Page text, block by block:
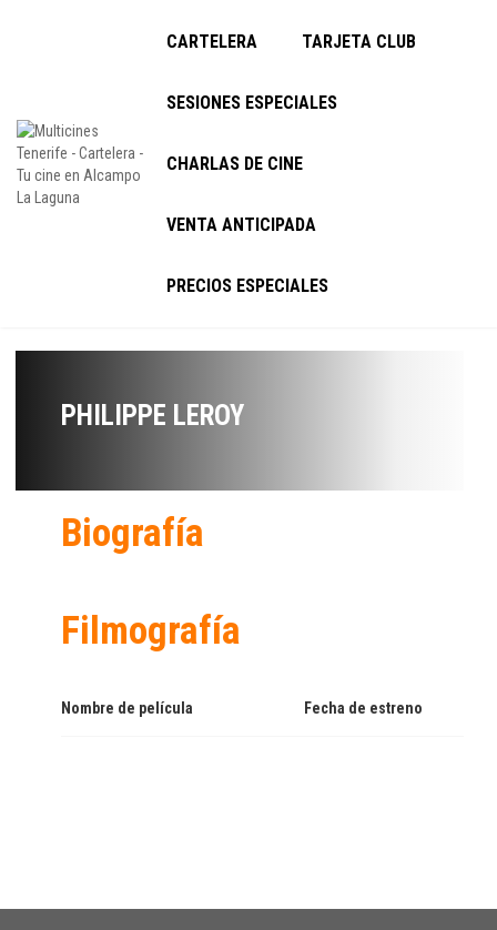
CARTELERA TARJETA CLUB
SESIONES ESPECIALES
CHARLAS DE CINE
VENTA ANTICIPADA
PRECIOS ESPECIALES
PHILIPPE LEROY
Biografía
Filmografía
Nombre de película Fecha de estreno